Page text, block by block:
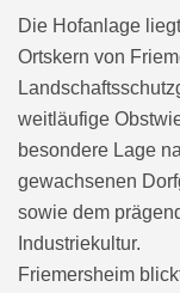
Die Hofanlage
Ortskern von
weitläufige
besondere Lage
gewachsenen
sowie dem
Industriekultur.
Friemersheim